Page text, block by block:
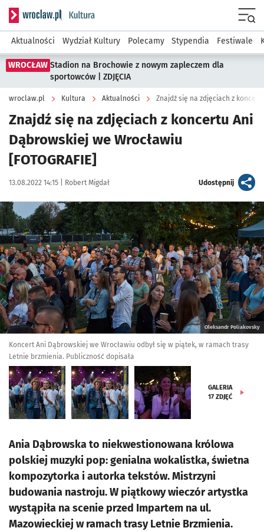
Serwis informacyjny wroclaw.pl podserwis: Kultura
Aktualności Wydział Kultury Polecamy Stypendia Festiwale
WROCŁAW Stadion na Brochowie z nowym zapleczem dla
sportowców | ZDJĘCIA
wroclaw.pl Kultura Aktualności Znajdź się na zdjęciach z
Znajdź się na zdjęciach z koncertu Ani
Dąbrowskiej we Wrocławiu
[FOTOGRAFIE]
Data publikacji:
13.08.2022 14:15 | Autor:
Robert Migdał Udostępnijartykuł
Kliknij, aby zobaczyć galerię
Oleksandr Poliakovsky
Koncert Ani Dąbrowskiej we Wrocławiu odbył się w piątek, w ramach trasy
Letnie brzmienia. Publiczność dopisała
GALERIA
17 ZDJĘĆ
Ania Dąbrowska to niekwestionowana królowa
polskiej muzyki pop: genialna wokalistka, świetna
kompozytorka i autorka tekstów. Mistrzyni
budowania nastroju. W piątkowy wieczór artystka
wystąpiła na scenie przed Impartem na ul.
Mazowieckiej w ramach trasy Letnie Brzmienia.